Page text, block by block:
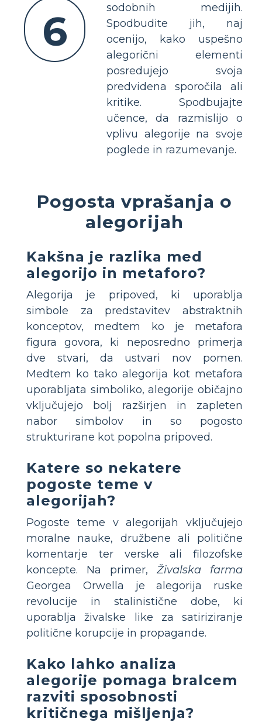
6
sodobnih medijih.
Spodbudite jih, naj
ocenijo, kako uspešno
alegorični elementi
posredujejo svoja
predvidena sporočila ali
kritike. Spodbujajte
učence, da razmislijo o
vplivu alegorije na svoje
poglede in razumevanje.
Pogosta vprašanja o
alegorijah
Kakšna je razlika med
alegorijo in metaforo?
Alegorija je pripoved, ki uporablja
simbole za predstavitev abstraktnih
konceptov, medtem ko je metafora
figura govora, ki neposredno primerja
dve stvari, da ustvari nov pomen.
Medtem ko tako alegorija kot metafora
uporabljata simboliko, alegorije običajno
vključujejo bolj razširjen in zapleten
nabor simbolov in so pogosto
strukturirane kot popolna pripoved.
Katere so nekatere
pogoste teme v
alegorijah?
Pogoste teme v alegorijah vključujejo
moralne nauke, družbene ali politične
komentarje ter verske ali filozofske
koncepte. Na primer, Živalska farma
Georgea Orwella je alegorija ruske
revolucije in stalinistične dobe, ki
uporablja živalske like za satiriziranje
politične korupcije in propagande.
Kako lahko analiza
alegorije pomaga bralcem
razviti sposobnosti
kritičnega mišljenja?